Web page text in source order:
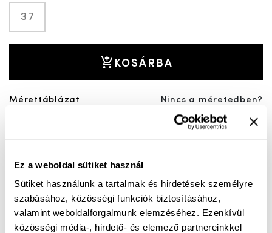
Ez a weboldal sütiket használ
Sütiket használunk a tartalmak és hirdetések személyre
szabásához, közösségi funkciók biztosításához,
valamint weboldalforgalmunk elemzéséhez. Ezenkívül
közösségi média-, hirdető- és elemező partnereinkkel
37
KOSÁRBA
Mérettáblázat
Nincs a méretedben?
Ingyenes kiszállítás 25 000 Ft felett
Női bőr mezítlábas - barefoot félcipő